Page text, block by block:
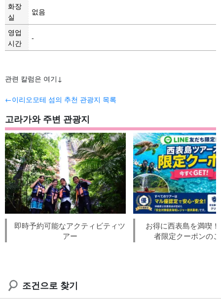
화장
실
없음
영업
시간
-
관련 칼럼은 여기↓
←이리오모테 섬의 추천 관광지 목록
고라가와 주변 관광지
即時予約可能なアクティビティツ
アー
お得に西表島を満喫
者限定クーポンの
조건으로 찾기